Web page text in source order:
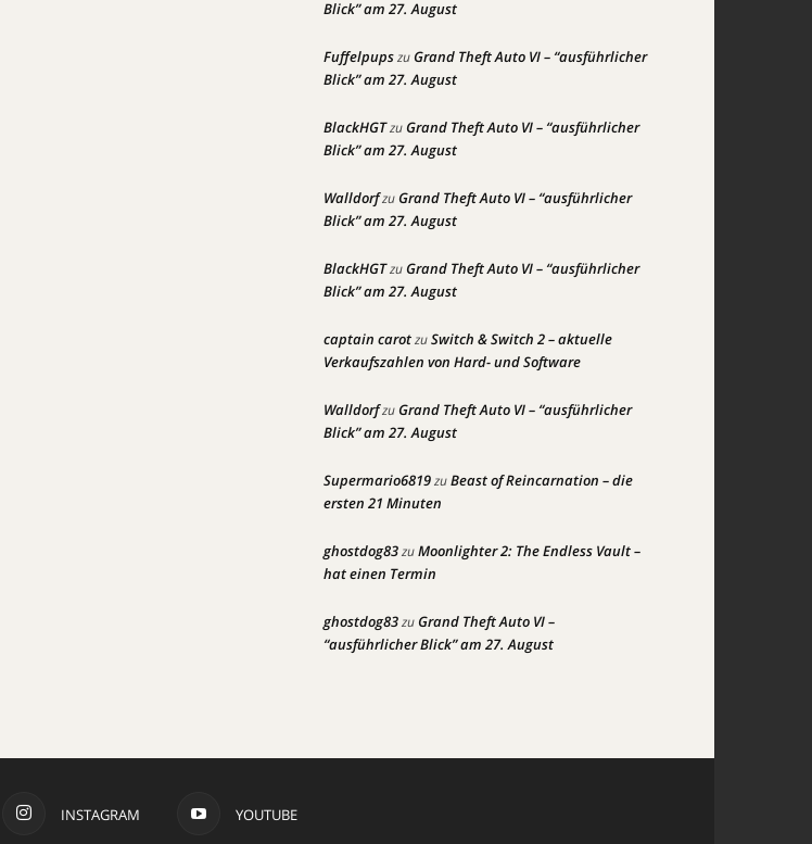
Blick” am 27. August
FuffelpupszuGrand Theft Auto VI – “ausführlicher
Blick” am 27. August
BlackHGTzuGrand Theft Auto VI – “ausführlicher
Blick” am 27. August
WalldorfzuGrand Theft Auto VI – “ausführlicher
Blick” am 27. August
BlackHGTzuGrand Theft Auto VI – “ausführlicher
Blick” am 27. August
captain carotzuSwitch & Switch 2 – aktuelle
Verkaufszahlen von Hard- und Software
WalldorfzuGrand Theft Auto VI – “ausführlicher
Blick” am 27. August
Supermario6819zuBeast of Reincarnation – die
ersten 21 Minuten
ghostdog83zuMoonlighter 2: The Endless Vault –
hat einen Termin
ghostdog83zuGrand Theft Auto VI –
“ausführlicher Blick” am 27. August
INSTAGRAM YOUTUBE